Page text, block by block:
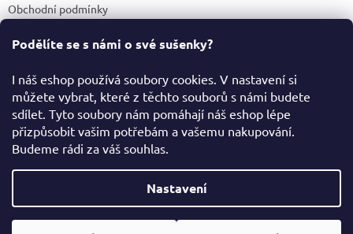
Podělíte se s námi o své sušenky?
I náš eshop používá soubory cookies. V nastavení si
můžete vybrat, které z těchto souborů s námi budete
sdílet. Tyto soubory nám pomáhají náš eshop lépe
přizpůsobit vašim potřebám a vašemu nakupování.
Budeme rádi za váš souhlas.
Nastavení
Obchodní podmínky
Certifikace a označení produktů
Facebook
Copyright 2026Destiny Pet Shop. Všechna práva vyhrazena.